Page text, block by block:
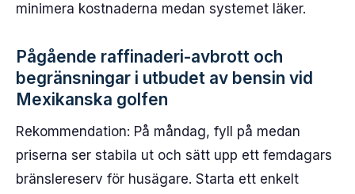
minimera kostnaderna medan systemet läker.
Pågående raffinaderi-avbrott och
begränsningar i utbudet av bensin vid
Mexikanska golfen
Rekommendation: På måndag, fyll på medan
priserna ser stabila ut och sätt upp ett femdagars
bränslereserv för husägare. Starta ett enkelt